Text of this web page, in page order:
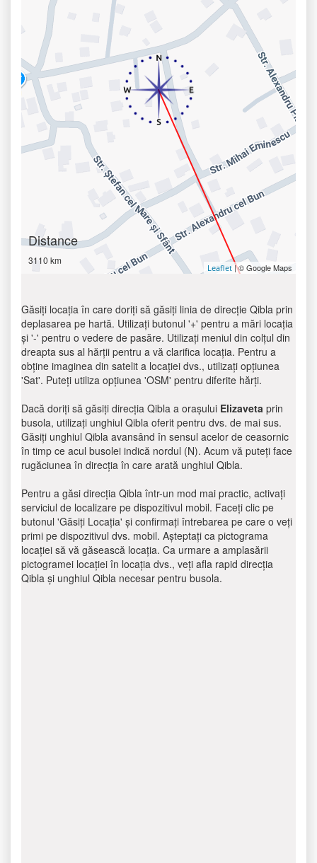
Distance
3110 km
Leaflet | © Google Maps
Găsiți locația în care doriți să găsiți linia de direcție Qibla prin
deplasarea pe hartă. Utilizați butonul '+' pentru a mări locația
și '-' pentru o vedere de pasăre. Utilizați meniul din colțul din
dreapta sus al hărții pentru a vă clarifica locația. Pentru a
obține imaginea din satelit a locației dvs., utilizați opțiunea
'Sat'. Puteți utiliza opțiunea 'OSM' pentru diferite hărți.
Dacă doriți să găsiți direcția Qibla a orașului Elizaveta prin
busola, utilizați unghiul Qibla oferit pentru dvs. de mai sus.
Găsiți unghiul Qibla avansând în sensul acelor de ceasornic
în timp ce acul busolei indică nordul (N). Acum vă puteți face
rugăciunea în direcția în care arată unghiul Qibla.
Pentru a găsi direcția Qibla într-un mod mai practic, activați
serviciul de localizare pe dispozitivul mobil. Faceți clic pe
butonul 'Găsiți Locația' și confirmați întrebarea pe care o veți
primi pe dispozitivul dvs. mobil. Așteptați ca pictograma
locației să vă găsească locația. Ca urmare a amplasării
pictogramei locației în locația dvs., veți afla rapid direcția
Qibla și unghiul Qibla necesar pentru busola.